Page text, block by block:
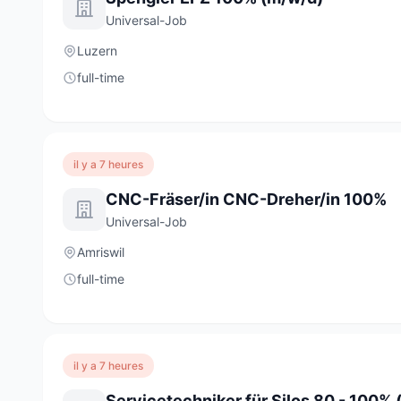
Universal-Job
Luzern
full-time
il y a 7 heures
CNC-Fräser/in CNC-Dreher/in 100%
Universal-Job
Amriswil
full-time
il y a 7 heures